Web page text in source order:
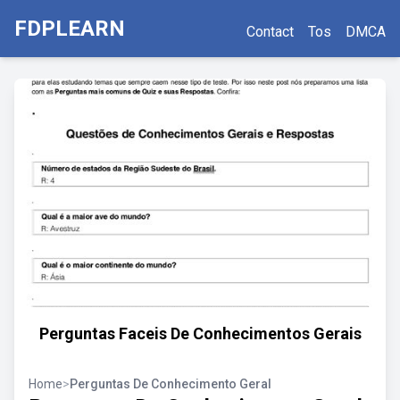
FDPLEARN Contact Tos DMCA
Perguntas Faceis De Conhecimentos Gerais
Home>Perguntas De Conhecimento Geral